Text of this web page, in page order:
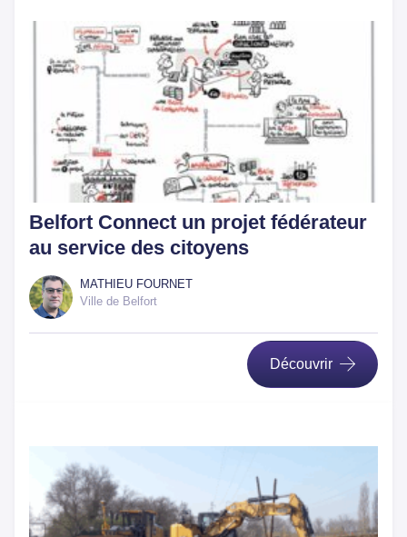
Belfort Connect un projet fédérateur
au service des citoyens
MATHIEU FOURNET
Ville de Belfort
Découvrir